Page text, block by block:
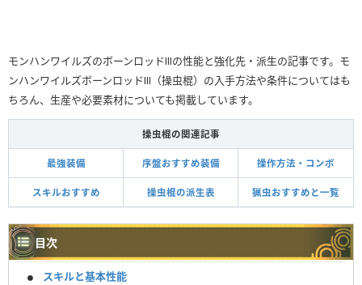
モンハンワイルズのボーンロッドⅢの性能と強化先・派生の記事です。モ
ンハンワイルズボーンロッドⅢ（操虫棍）の入手方法や条件についてはも
ちろん、生産や必要素材についても掲載しています。
操虫棍の関連記事
最強装備 序盤おすすめ装備 操作方法・コンボ
スキルおすすめ 操虫棍の派生表 猟虫おすすめと一覧
目次
スキルと基本性能